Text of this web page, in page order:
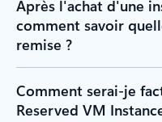
Après l'achat d'une
comment savoir
remise ?
Comment serai-je
Reserved VM